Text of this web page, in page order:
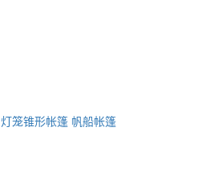
灯笼锥形帐篷 帆船帐篷